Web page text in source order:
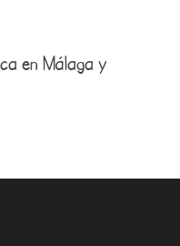
en Málaga y